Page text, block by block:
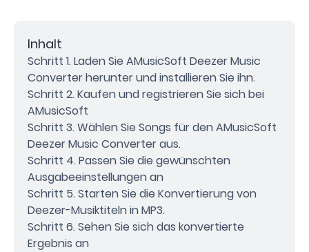
Inhalt
Schritt 1. Laden Sie AMusicSoft Deezer Music
Converter herunter und installieren Sie ihn.
Schritt 2. Kaufen und registrieren Sie sich bei
AMusicSoft
Schritt 3. Wählen Sie Songs für den AMusicSoft
Deezer Music Converter aus.
Schritt 4. Passen Sie die gewünschten
Ausgabeeinstellungen an
Schritt 5. Starten Sie die Konvertierung von
Deezer-Musiktiteln in MP3.
Schritt 6. Sehen Sie sich das konvertierte
Ergebnis an